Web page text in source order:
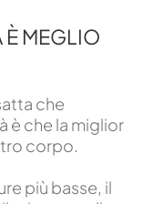
MEGLIO
che
è che la miglior
corpo.
più basse, il